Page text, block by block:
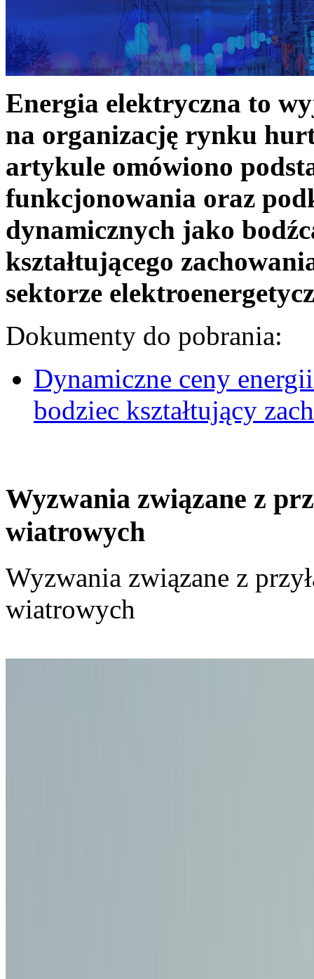
Energia elektryczna to
na organizację rynku
artykule omówiono
funkcjonowania oraz
dynamicznych jako
kształtującego
sektorze
Dokumenty do pobrania:
Dynamiczne ceny
bodziec kształtujący
Wyzwania związane z
wiatrowych
Wyzwania związane z
wiatrowych